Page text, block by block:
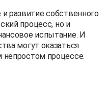
развитие собственного
процесс, но и
испытание. И
могут оказаться
процессе.